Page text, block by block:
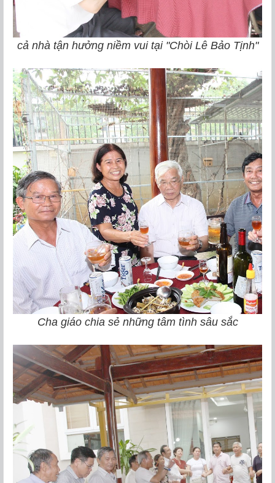
cả nhà tận hưởng niềm vui tại "Chòi Lê Bảo Tịnh"
Cha giáo chia sẻ những tâm tình sâu sắc